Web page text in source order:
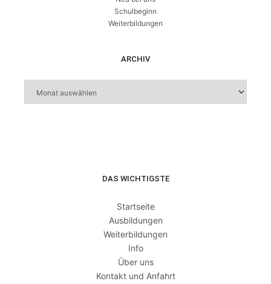
Schulbeginn
Weiterbildungen
ARCHIV
DAS WICHTIGSTE
Startseite
Ausbildungen
Weiterbildungen
Info
Über uns
Kontakt und Anfahrt